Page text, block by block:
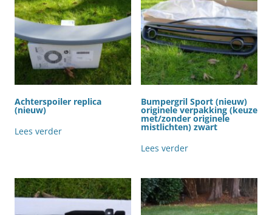
Achterspoiler replica
(nieuw)
Lees verder
Bumpergril Sport (nieuw)
originele verpakking (keuze
met/zonder originele
mistlichten) zwart
Lees verder